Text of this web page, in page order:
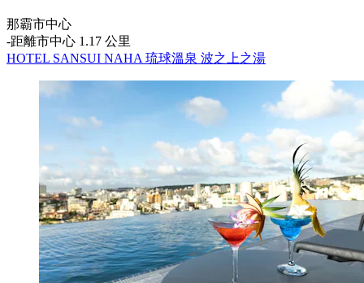
那霸市中心
‐距離市中心 1.17 公里
HOTEL SANSUI NAHA 琉球溫泉 波之上之湯